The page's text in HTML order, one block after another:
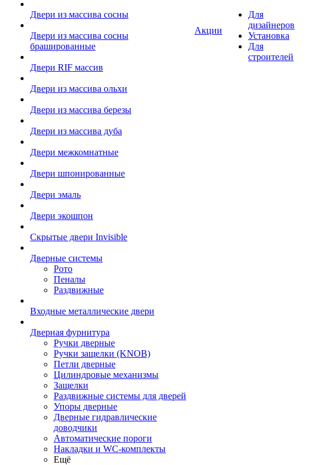
Двери из массива сосны
Двери из массива сосны
брашированные
Двери RIF массив
Двери из массива ольхи
Двери из массива березы
Двери из массива дуба
Двери межкомнатные
Двери шпонированные
Двери эмаль
Двери экошпон
Скрытые двери Invisible
Дверные системы
Рото
Пеналы
Раздвижные
Входные металлические двери
Дверная фурнитура
Ручки дверные
Ручки защелки (KNOB)
Петли дверные
Цилиндровые механизмы
Защелки
Раздвижные системы для дверей
Упоры дверные
Дверные гидравлические
доводчики
Автоматические пороги
Накладки и WC-комплекты
Ещё
Акции
Для
дизайнеров
Установка
Для
строителей